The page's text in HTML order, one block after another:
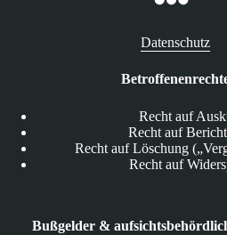
Datenschutz
Recht auf
Recht auf
Recht auf Löschung
Recht auf
Bußgelder &